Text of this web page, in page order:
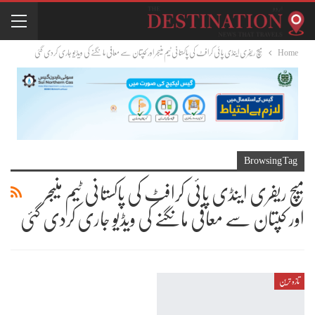
Home میچ ریفری اینڈی پائی کرافٹ کی پاکستانی ٹیم منیجر اور کپتان سے معافی مانگنے کی ویڈیو جاری کردی گئی
Browsing Tag
میچ ریفری اینڈی پائی کرافٹ کی پاکستانی ٹیم منیجر
اور کپتان سے معافی مانگنے کی ویڈیو جاری کردی گئی
تازہ ترین